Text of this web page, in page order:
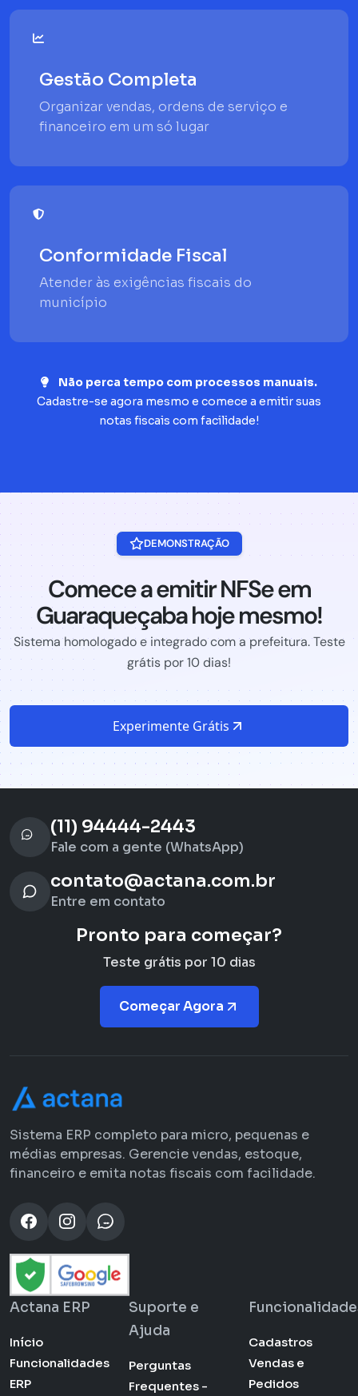
Gestão Completa
Organizar vendas, ordens de serviço e
financeiro em um só lugar
Conformidade Fiscal
Atender às exigências fiscais do
município
Não perca tempo com processos manuais.
Cadastre-se agora mesmo e comece a emitir suas
notas fiscais com facilidade!
DEMONSTRAÇÃO
Comece a emitir NFSe em
Guaraqueçaba hoje mesmo!
Sistema homologado e integrado com a prefeitura. Teste
grátis por 10 dias!
Experimente Grátis
(11) 94444-2443
Fale com a gente (WhatsApp)
contato@actana.com.br
Entre em contato
Pronto para começar?
Teste grátis por 10 dias
Começar Agora
Sistema ERP completo para micro, pequenas e
médias empresas. Gerencie vendas, estoque,
financeiro e emita notas fiscais com facilidade.
Actana ERP
Início
Funcionalidades
ERP
Suporte e
Ajuda
Perguntas
Frequentes -
Cadastros
Vendas e
Pedidos